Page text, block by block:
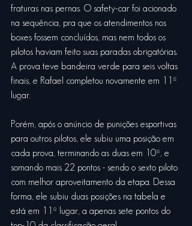
fraturas nas pernas. O safety-car foi acionado
na sequência, pra que os atendimentos nos
boxes fossem concluídos, mas nem todos os
pilotos haviam feito suas paradas obrigatórias.
A prova teve bandeira verde para seis voltas
finais, e Rafael completou novamente em 11º
lugar.
Porém, após o anúncio de punições esportivas
para outros pilotos, ele subiu uma posição em
cada prova, terminando as duas em 10º, e
somando mais 22 pontos - sendo o sexto piloto
com melhor aproveitamento da etapa. Dessa
forma, ele subiu duas posições na tabela e
está em 11º lugar, a apenas sete pontos do